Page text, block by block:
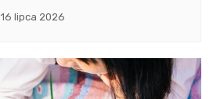
16 lipca 2026